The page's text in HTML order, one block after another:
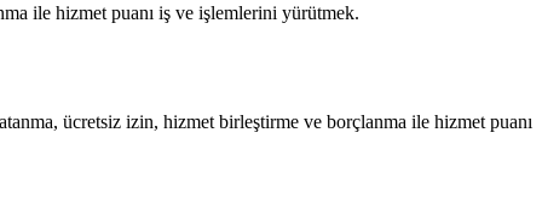
ile hizmet puanı iş ve işlemlerini yürütmek.
ücretsiz izin, hizmet birleştirme ve borçlanma ile hizmet puanı